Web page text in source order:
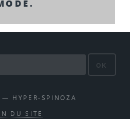
OK
HYPER-SPINOZA
DU SITE